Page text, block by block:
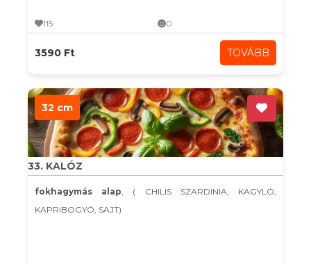
115 0
3590 Ft TOVÁBB
32 cm
33. KALÓZ
fokhagymás alap, ( CHILIS SZARDINIA, KAGYLÓ,
KAPRIBOGYÓ, SAJT)